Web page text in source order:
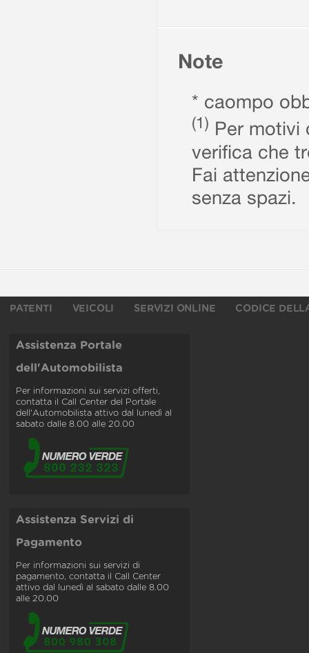
Note
* caompo
(1) Per motivi
verifica che
Fai
senza spazi.
PATENTI VEICOLI SERVIZI ONLINE CODICE
Assistenza Portale
dell'Automobilista
Per informazioni sui servizi offerti,
contatta il Call Center del Portale
dell'Automobilista attivo dal lunedì al
sabato dalle 8.00 alle 20.00
Assistenza Servizi di
Pagamento
Per informazioni sui servizi di
pagamento, contatta il Call Center
attivo dal lunedì al sabato dalle 8.00
alle 20.00